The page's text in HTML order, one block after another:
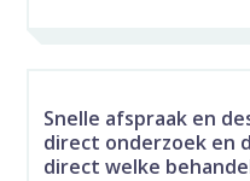
Snelle afspraak en
direct onderzoek en
direct welke